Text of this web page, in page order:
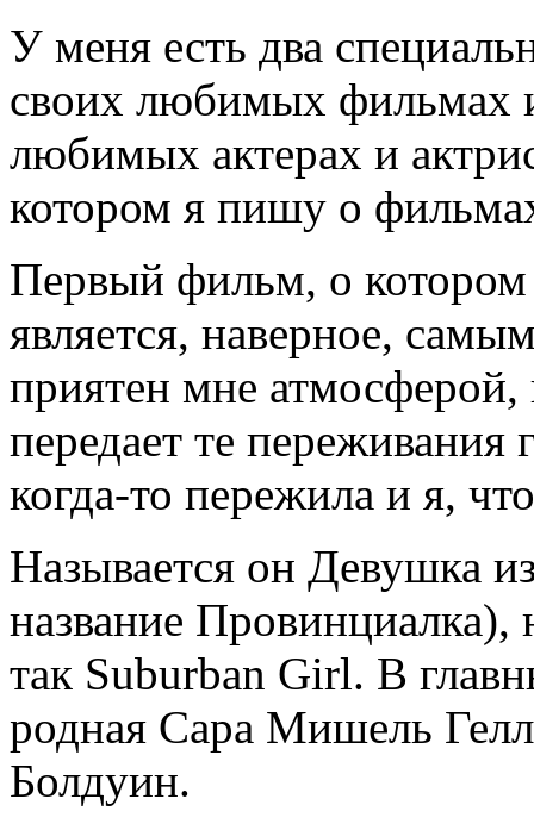
У меня есть два
своих любимых фильмах
любимых актерах и
котором я пишу о
Первый фильм, о котором
является, наверное,
приятен мне
передает те переживания
когда-то пережила и я,
Называется он Девушка
название Провинциалка),
так Suburban Girl. В
родная Сара Мишель
Болдуин.